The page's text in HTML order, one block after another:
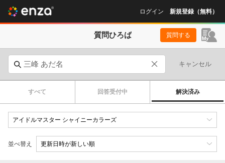
ログイン 新規登録（無料）
質問ひろば 質問する
キャンセル
すべて 回答受付中 解決済み
並べ替え